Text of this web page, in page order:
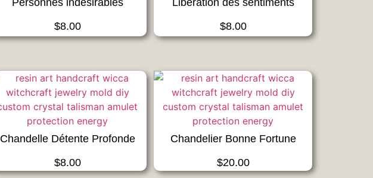
Personnes indésirables
$8.00
Libération des sentiments
$8.00
Chandelle Détente Profonde
$8.00
Chandelier Bonne Fortune
$20.00